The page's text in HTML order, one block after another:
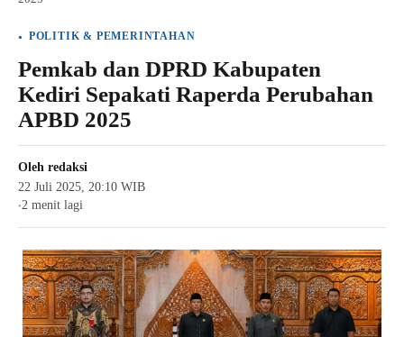
POLITIK & PEMERINTAHAN
Pemkab dan DPRD Kabupaten
Kediri Sepakati Raperda Perubahan
APBD 2025
Oleh redaksi
22 Juli 2025, 20:10 WIB
●2 menit lagi